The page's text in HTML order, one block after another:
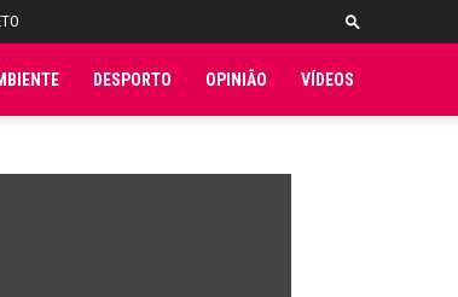
DESPORTO OPINIÃO VÍDEOS